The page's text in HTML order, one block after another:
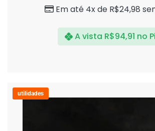
Em até 4x de R$24,98
A vista R$94,91 no
utilidades